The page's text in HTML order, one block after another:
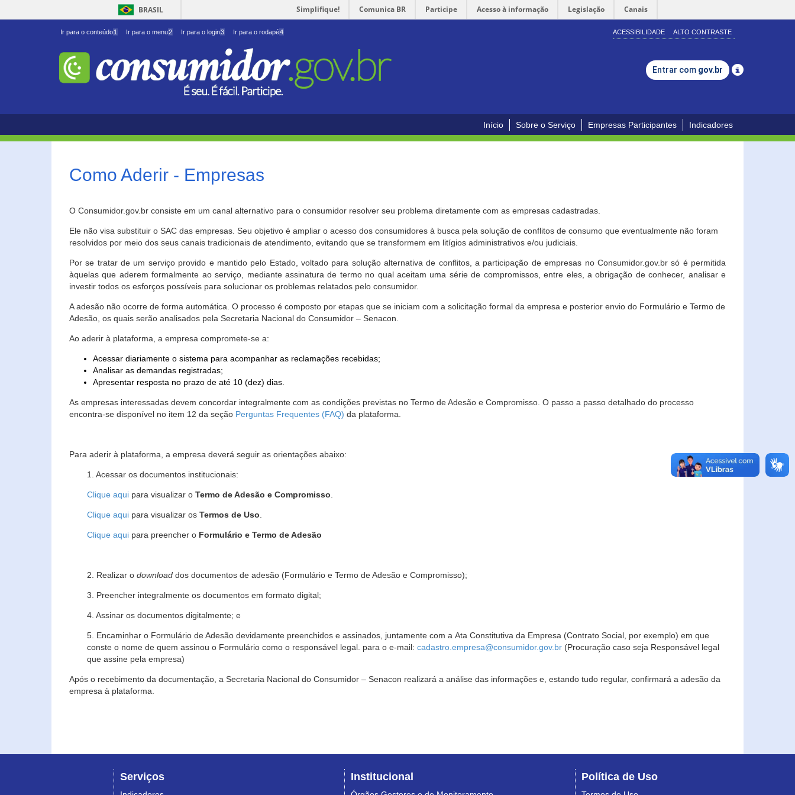
BRASIL Simplifique! Comunica BR Participe Acesso à informação Legislação Canais
Ir para o conteúdo1 Ir para o menu2 Ir para o login3 Ir para o rodapé4 ACESSIBILIDADE ALTO CONTRASTE
Entrar com gov.br
Início Sobre o Serviço Empresas Participantes Indicadores
Como Aderir - Empresas
O Consumidor.gov.br consiste em um canal alternativo para o consumidor resolver seu problema diretamente com as empresas cadastradas.
Ele não visa substituir o SAC das empresas. Seu objetivo é ampliar o acesso dos consumidores à busca pela solução de conflitos de consumo que eventualmente não foram
resolvidos por meio dos seus canais tradicionais de atendimento, evitando que se transformem em litígios administrativos e/ou judiciais.
Por se tratar de um serviço provido e mantido pelo Estado, voltado para solução alternativa de conflitos, a participação de empresas no Consumidor.gov.br só é permitida
àquelas que aderem formalmente ao serviço, mediante assinatura de termo no qual aceitam uma série de compromissos, entre eles, a obrigação de conhecer, analisar e
investir todos os esforços possíveis para solucionar os problemas relatados pelo consumidor.
A adesão não ocorre de forma automática. O processo é composto por etapas que se iniciam com a solicitação formal da empresa e posterior envio do Formulário e Termo de
Adesão, os quais serão analisados pela Secretaria Nacional do Consumidor – Senacon.
Ao aderir à plataforma, a empresa compromete-se a:
Acessar diariamente o sistema para acompanhar as reclamações recebidas;
Analisar as demandas registradas;
Apresentar resposta no prazo de até 10 (dez) dias.
As empresas interessadas devem concordar integralmente com as condições previstas no Termo de Adesão e Compromisso. O passo a passo detalhado do processo
encontra-se disponível no item 12 da seção Perguntas Frequentes (FAQ) da plataforma.
Para aderir à plataforma, a empresa deverá seguir as orientações abaixo:
1. Acessar os documentos institucionais:
Clique aqui para visualizar o Termo de Adesão e Compromisso
Clique aqui para visualizar os Termos de Uso
Clique aqui para preencher o Formulário e Termo de Adesão
2. Realizar o download dos documentos de adesão (Formulário e Termo de Adesão e Compromisso);
3. Preencher integralmente os documentos em formato digital;
4. Assinar os documentos digitalmente; e
5. Encaminhar o Formulário de Adesão devidamente preenchidos e assinados, juntamente com a Ata Constitutiva da Empresa (Contrato Social, por exemplo) em que
conste o nome de quem assinou o Formulário como o responsável legal. para o e-mail: cadastro.empresa@consumidor.gov.br (Procuração caso seja Responsável legal
que assine pela empresa)
Após o recebimento da documentação, a Secretaria Nacional do Consumidor – Senacon realizará a análise das informações e, estando tudo regular, confirmará a adesão da
empresa à plataforma.
Serviços Institucional Política de Uso